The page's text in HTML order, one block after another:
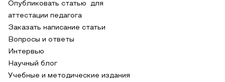
Опубликовать статью для
аттестации педагога
Заказать написание статьи
Вопросы и ответы
Интервью
Научный блог
Учебные и методические издания